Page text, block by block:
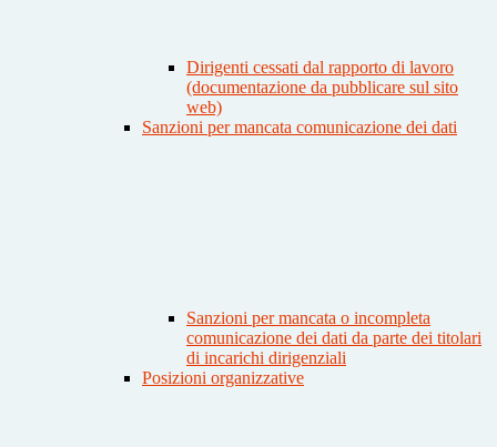
Dirigenti cessati dal rapporto di lavoro
(documentazione da pubblicare sul sito
web)
Sanzioni per mancata comunicazione dei dati
Sanzioni per mancata o incompleta
comunicazione dei dati da parte dei titolari
di incarichi dirigenziali
Posizioni organizzative